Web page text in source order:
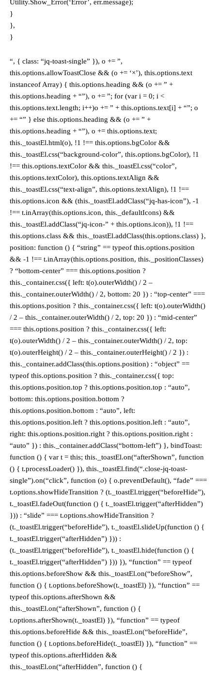
Utility.Show_Error(‘Error’, err.message);
}
},
}
“, { class: “jq-toast-single” }), o += ”,
this.options.allowToastClose && (o += ‘×’), this.options.text
instanceof Array) { this.options.heading && (o += ” +
this.options.heading + “”), o += ”; for (var i = 0; i <
this.options.text.length; i++)o += ” + this.options.text[i] + “”; o
+= “” } else this.options.heading && (o += ” +
this.options.heading + “”), o += this.options.text;
this._toastEl.html(o), !1 !== this.options.bgColor &&
this._toastEl.css(“background-color”, this.options.bgColor), !1
!== this.options.textColor && this._toastEl.css(“color”,
this.options.textColor), this.options.textAlign &&
this._toastEl.css(“text-align”, this.options.textAlign), !1 !==
this.options.icon && (this._toastEl.addClass(“jq-has-icon”), -1
!== t.inArray(this.options.icon, this._defaultIcons) &&
this._toastEl.addClass(“jq-icon-” + this.options.icon)), !1 !==
this.options.class && this._toastEl.addClass(this.options.class) },
position: function () { “string” == typeof this.options.position
&& -1 !== t.inArray(this.options.position, this._positionClasses)
? “bottom-center” === this.options.position ?
this._container.css({ left: t(o).outerWidth() / 2 –
this._container.outerWidth() / 2, bottom: 20 }) : “top-center” ===
this.options.position ? this._container.css({ left: t(o).outerWidth()
/ 2 – this._container.outerWidth() / 2, top: 20 }) : “mid-center”
=== this.options.position ? this._container.css({ left:
t(o).outerWidth() / 2 – this._container.outerWidth() / 2, top:
t(o).outerHeight() / 2 – this._container.outerHeight() / 2 }) :
this._container.addClass(this.options.position) : “object” ==
typeof this.options.position ? this._container.css({ top:
this.options.position.top ? this.options.position.top : “auto”,
bottom: this.options.position.bottom ?
this.options.position.bottom : “auto”, left:
this.options.position.left ? this.options.position.left : “auto”,
right: this.options.position.right ? this.options.position.right :
“auto” }) : this._container.addClass(“bottom-left”) }, bindToast:
function () { var t = this; this._toastEl.on(“afterShown”, function
() { t.processLoader() }), this._toastEl.find(“.close-jq-toast-
single”).on(“click”, function (o) { o.preventDefault(), “fade” ===
t.options.showHideTransition ? (t._toastEl.trigger(“beforeHide”),
t._toastEl.fadeOut(function () { t._toastEl.trigger(“afterHidden”)
})) : “slide” === t.options.showHideTransition ?
(t._toastEl.trigger(“beforeHide”), t._toastEl.slideUp(function () {
t._toastEl.trigger(“afterHidden”) })) :
(t._toastEl.trigger(“beforeHide”), t._toastEl.hide(function () {
t._toastEl.trigger(“afterHidden”) })) }), “function” == typeof
this.options.beforeShow && this._toastEl.on(“beforeShow”,
function () { t.options.beforeShow(t._toastEl) }), “function” ==
typeof this.options.afterShown &&
this._toastEl.on(“afterShown”, function () {
t.options.afterShown(t._toastEl) }), “function” == typeof
this.options.beforeHide && this._toastEl.on(“beforeHide”,
function () { t.options.beforeHide(t._toastEl) }), “function” ==
typeof this.options.afterHidden &&
this._toastEl.on(“afterHidden”, function () {